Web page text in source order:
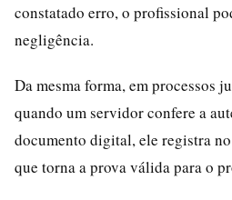
constatado erro, o profissional
negligência.
Da mesma forma, em processos
quando um servidor confere a
documento digital, ele registra
que torna a prova válida para o